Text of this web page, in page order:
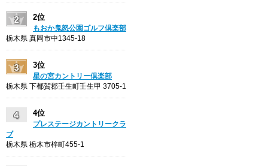
2位
もおか鬼怒公園ゴルフ倶楽部
栃木県 真岡市中1345-18
3位
星の宮カントリー倶楽部
栃木県 下都賀郡壬生町壬生甲 3705-1
4位
プレステージカントリークラ
ブ
栃木県 栃木市梓町455-1